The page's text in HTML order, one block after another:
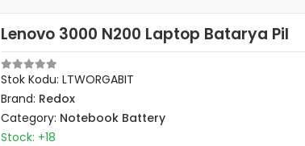
Lenovo 3000 N200 Laptop Batarya Pil
Stok Kodu: LTWORGABIT
Brand: Redox
Category: Notebook Battery
Stock: +18